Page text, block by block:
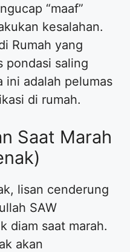
“maaf”
kesalahan.
Rumah yang
pondasi saling
ini adalah pelumas
di rumah.
Saat Marah
lisan cenderung
SAW
diam saat marah.
akan